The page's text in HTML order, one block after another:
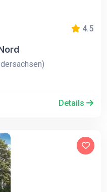
4.5
Details